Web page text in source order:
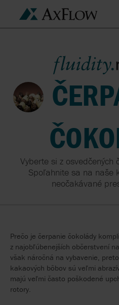
Vyberte si z osvedčených
Spoľahnite sa na naše
neočakávané
Prečo je čerpanie čokolády
z najobľúbenejších občerstvení
však náročná na vybavenie,
kakaových bôbov sú veľmi
majú veľmi často poškodené
rotory.